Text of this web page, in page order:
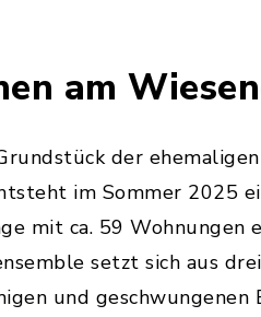
am
der
im Sommer 2025
mit ca. 59 Wohnungen
setzt sich aus drei
und geschwungenen